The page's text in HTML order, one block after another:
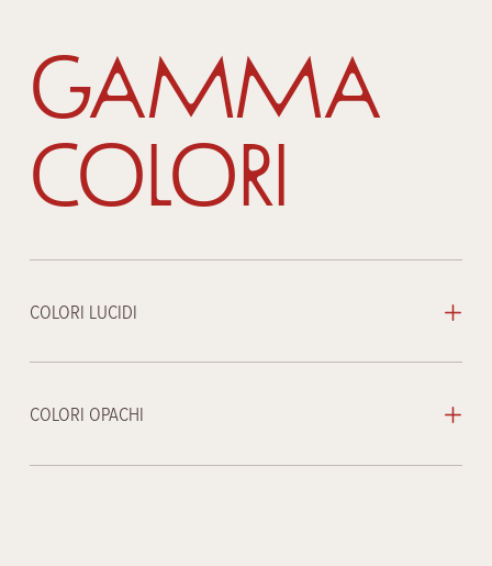
Gamma
Colori
COLORI LUCIDI
COLORI OPACHI